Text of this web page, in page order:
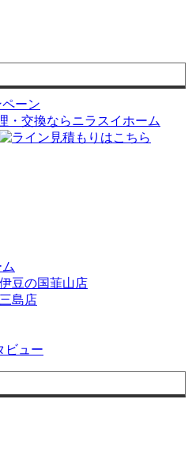
豆の国韮山店
島店
ビュー